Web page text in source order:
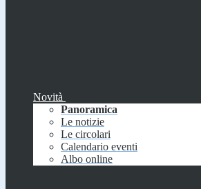
Novità
Panoramica
Le notizie
Le circolari
Calendario eventi
Albo online